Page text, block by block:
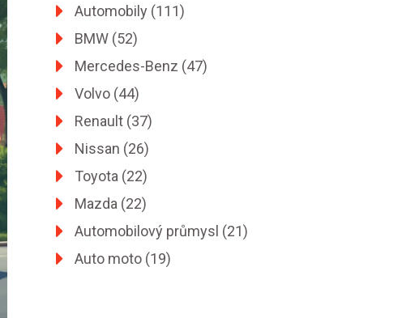
Automobily (111)
BMW (52)
Mercedes-Benz (47)
Volvo (44)
Renault (37)
Nissan (26)
Toyota (22)
Mazda (22)
Automobilový průmysl (21)
Auto moto (19)